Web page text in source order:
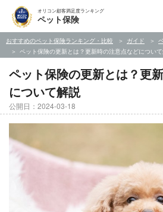
オリコン顧客満足度ランキング
ペット保険
おすすめのペット保険ランキング・比較 ガイド
ペット保険の更新とは？更新時の注意点などについ
ペット保険の更新とは？更
について解説
公開日：2024-03-18